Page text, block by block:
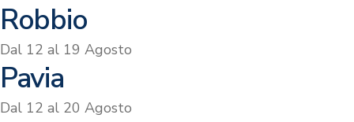
Robbio
Dal 12 al 19 Agosto
Pavia
Dal 12 al 20 Agosto